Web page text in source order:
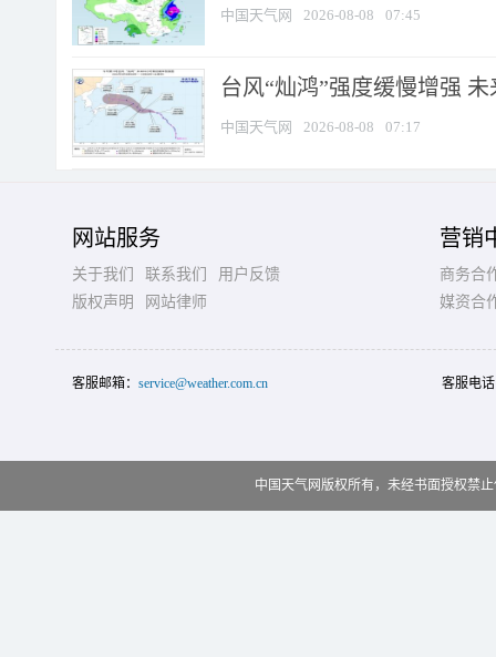
中国天气网 2026-08-08 07:45
台风“灿鸿”强度缓慢增强
中国天气网 2026-08-08 07:17
网站服务
关于我们 联系我们
用户反馈
版权声明
网站律师
营销
商务合
媒资合
客服邮箱： service@weather.com.cn 客服电
中国天气网版权所有，未经书面授权